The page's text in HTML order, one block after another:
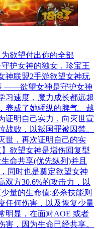
欲望付出你的全部
护女神的独女，珍宝王
神联盟2手游欲望女神玩
——欲望女神是守护女神
习速度，魔力成长都远超
养成了她骄纵的脾气。越
证明自己实力，向灭世宣
败，以叛国罪被囚禁。
世，再次证明自己的实
欲望女神是增伤回复型
命共享(优先纵列)并且
同时也是奠定欲望女神
双方30.6%的攻击力，以
量的生命值;必杀技能则
任何伤害，以及恢复少量
明显，在面对AOE 或者
，因为生命已经共享。